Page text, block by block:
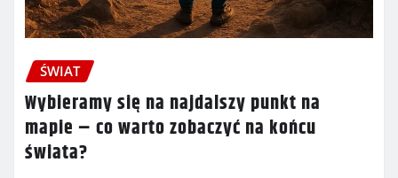
ŚWIAT
Wybieramy się na najdalszy punkt na
mapie – co warto zobaczyć na końcu
świata?